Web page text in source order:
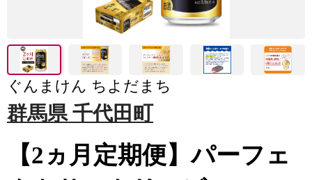
ぐんまけん ちよだまち
群馬県 千代田町
【2ヵ月定期便】パーフェ